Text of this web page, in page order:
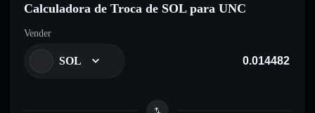
Calculadora de Troca de SOL para UNC
Vender
SOL